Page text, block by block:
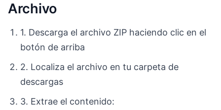
Archivo
1. Descarga el archivo ZIP haciendo clic en el
botón de arriba
2. Localiza el archivo en tu carpeta de
descargas
3. Extrae el contenido: